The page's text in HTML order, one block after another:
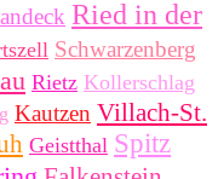
Ried in der
Schwarzenberg
Rietz Kollerschlag
Kautzen Villach-St.
Geistthal Spitz